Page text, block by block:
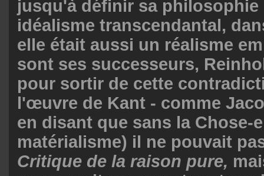
jusqu'à définir sa philosophie
idéalisme transcendantal,
elle était aussi un réalisme
sont ses successeurs,
pour sortir de cette
l'œuvre de Kant - comme
en disant que sans la Chose-
matérialisme) il ne pouvait
Critique de la raison pure,